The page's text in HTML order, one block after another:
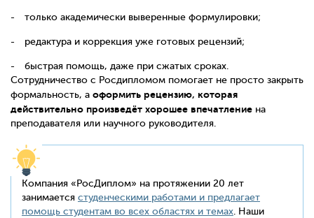
только академически выверенные формулировки;
редактура и коррекция уже готовых рецензий;
быстрая помощь, даже при сжатых сроках.
Сотрудничество с Росдипломом помогает не просто закрыть
формальность, а оформить рецензию, которая
действительно произведёт хорошее впечатление на
преподавателя или научного руководителя.
Компания «РосДиплом» на протяжении 20 лет
занимается студенческими работами и предлагает
помощь студентам во всех областях и темах . Наши